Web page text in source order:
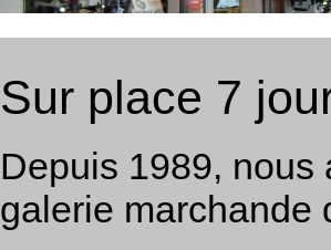
Sur place 7
Depuis 1989, nous
galerie marchande